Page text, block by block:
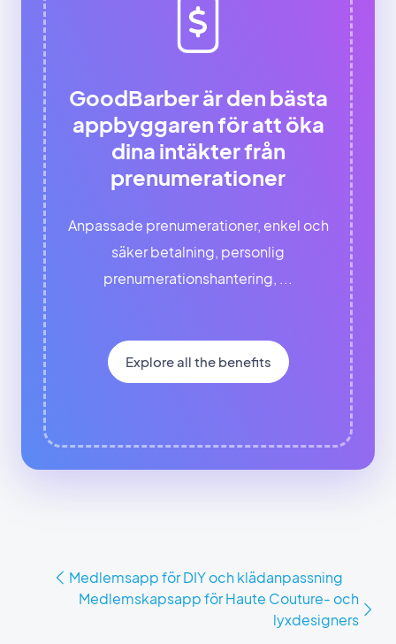
GoodBarber är den bästa
appbyggaren för att öka
dina intäkter från
prenumerationer
Anpassade prenumerationer, enkel och
säker betalning, personlig
prenumerationshantering, ...
Explore all the benefits
Medlemsapp för DIY och klädanpassning
Medlemskapsapp för Haute Couture- och
lyxdesigners